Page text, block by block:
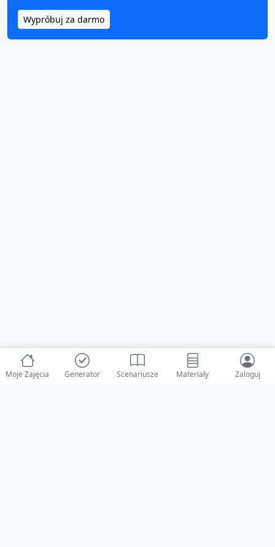
Wypróbuj za darmo
Moje Zajęcia Generator Scenariusze Materiały Zaloguj